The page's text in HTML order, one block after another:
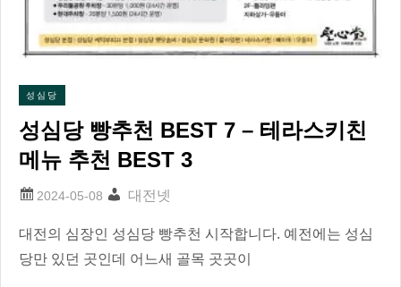
성심당
성심당 빵추천 BEST 7 – 테라스키친
메뉴 추천 BEST 3
대전넷
대전의 심장인 성심당 빵추천 시작합니다. 예전에는 성심
당만 있던 곳인데 어느새 골목 곳곳이